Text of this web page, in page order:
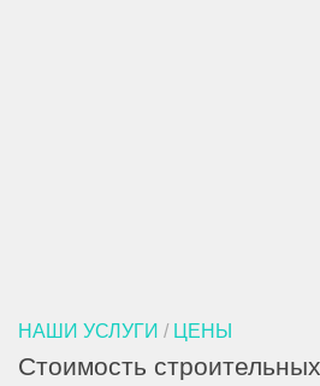
НАШИ УСЛУГИ / ЦЕНЫ
Стоимость